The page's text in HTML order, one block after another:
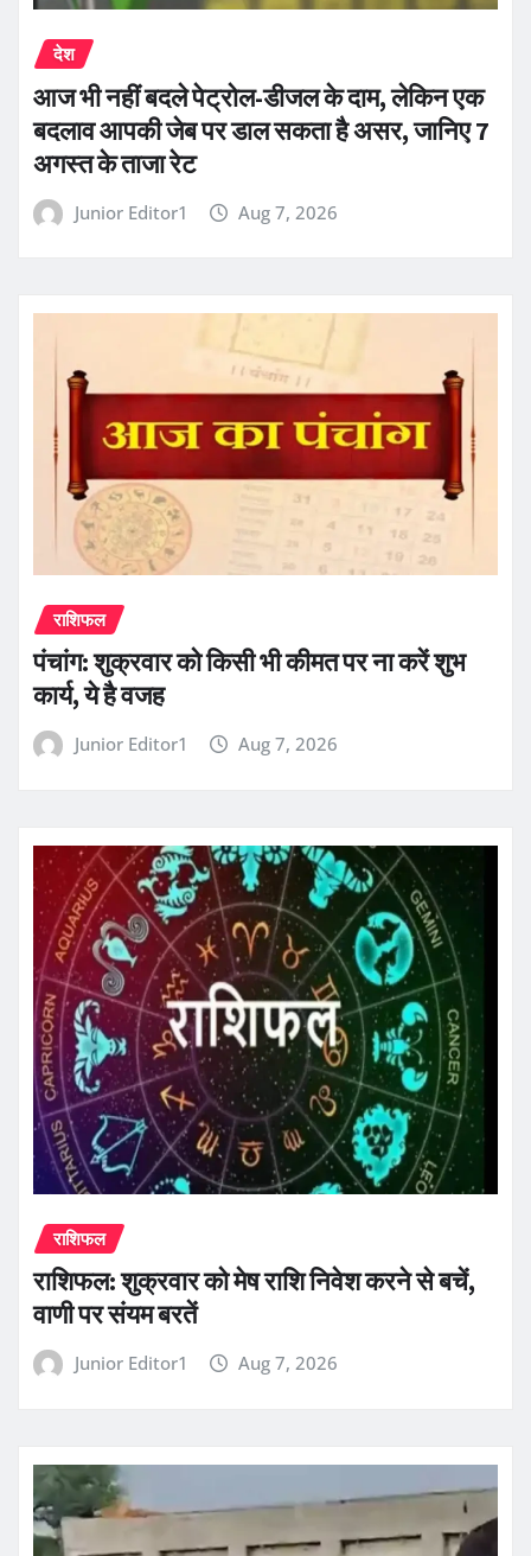
देश
आज भी नहीं बदले पेट्रोल-डीजल के दाम, लेकिन एक
बदलाव आपकी जेब पर डाल सकता है असर, जानिए 7
अगस्त के ताजा रेट
Junior Editor1 Aug 7, 2026
राशिफल
पंचांग: शुक्रवार को किसी भी कीमत पर ना करें शुभ
कार्य, ये है वजह
Junior Editor1 Aug 7, 2026
राशिफल
राशिफल: शुक्रवार को मेष राशि निवेश करने से बचें,
वाणी पर संयम बरतें
Junior Editor1 Aug 7, 2026